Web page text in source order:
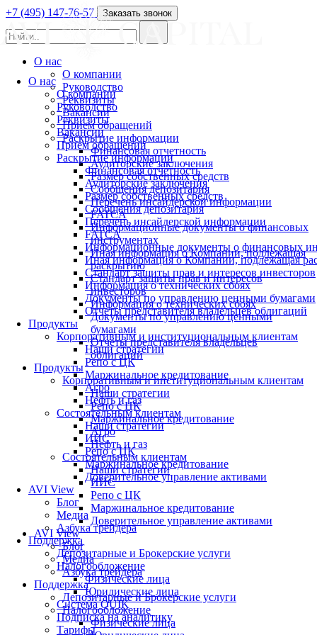
О нас
О компании
Руководство
Реквизиты
Вакансии
Прием обращений
Раскрытие информации
Финансовая отчетность
Аудиторские заключения
Размер собственных средств
Сообщения депозитария
Перечень инсайдерской информации
FATCA
Информационные документы о финансовых
Иная информация о Компании, подлежащая
Стандарт защиты прав и интересов инвесторов
Информация о технических сбоях
Документы по управлению ценными бумагами
Отчеты представителя владельцев облигаций
Продукты
Корпоративным и институциональным клиентам
Наши стратегии
Репо с ЦК
Маржинальное кредитование
Агро
Нефть и газ
Состоятельным клиентам
Наши стратегии
ИИС
Репо с ЦК
Маржинальное кредитование
Доверительное управление активами
AVI View
Блог
Медиа
Азбука трейдера
Поддержка
Депозитарные и Брокерские услуги
Налогообложение
Физические лица
Юридические лица
Система QUIK
Подписка на аналитику
Тарифы
+7 (495) 147-76-57 Заказать звонок
О нас
О компании
Руководство
Реквизиты
Вакансии
Прием обращений
Раскрытие информации
Финансовая отчетность
Аудиторские заключения
Размер собственных средств
Сообщения депозитария
Перечень инсайдерской информации
FATCA
Информационные документы о финансовых
инструментах
Иная информация о Компании, подлежащая
раскрытию
Стандарт защиты прав и интересов
инвесторов
Информация о технических сбоях
Документы по управлению ценными
бумагами
Отчеты представителя владельцев
облигаций
Продукты
Корпоративным и институциональным клиентам
Наши стратегии
Репо с ЦК
Маржинальное кредитование
Агро
Нефть и газ
Состоятельным клиентам
Наши стратегии
ИИС
Репо с ЦК
Маржинальное кредитование
Доверительное управление активами
AVI View
Блог
Медиа
Азбука трейдера
Поддержка
Депозитарные и Брокерские услуги
Налогообложение
Физические лица